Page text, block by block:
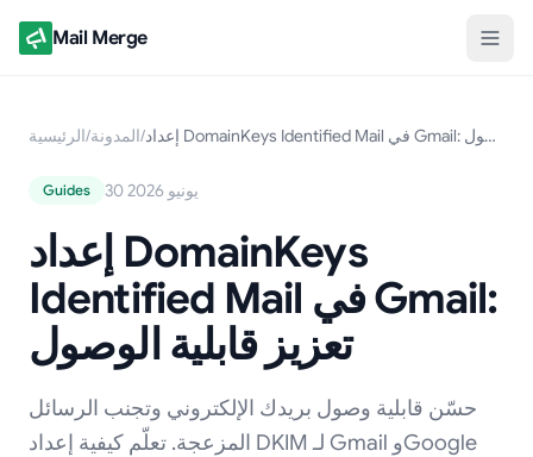
Mail Merge
الرئيسية/المدونة/ إعداد DomainKeys Identified Mail في Gmail: تعزيز قابلية الوصول
Guides 30 يونيو 2026
إعداد DomainKeys
Identified Mail في Gmail:
تعزيز قابلية الوصول
حسّن قابلية وصول بريدك الإلكتروني وتجنب الرسائل
المزعجة. تعلّم كيفية إعداد DKIM لـ Gmail وGoogle